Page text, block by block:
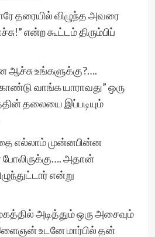
தரையில் விழுந்த அவரை
என்ற கூட்டம் திரும்பிப்
உங்களுக்கு?….
வாங்க யாராவது” ஒரு
தலையை இப்படியும்
எல்லாம் முன்னபின்ன
போலிருக்கு…. அதான்
என்று
அடித்தும் ஒரு அசைவும்
உடனே மார்பில் தன்